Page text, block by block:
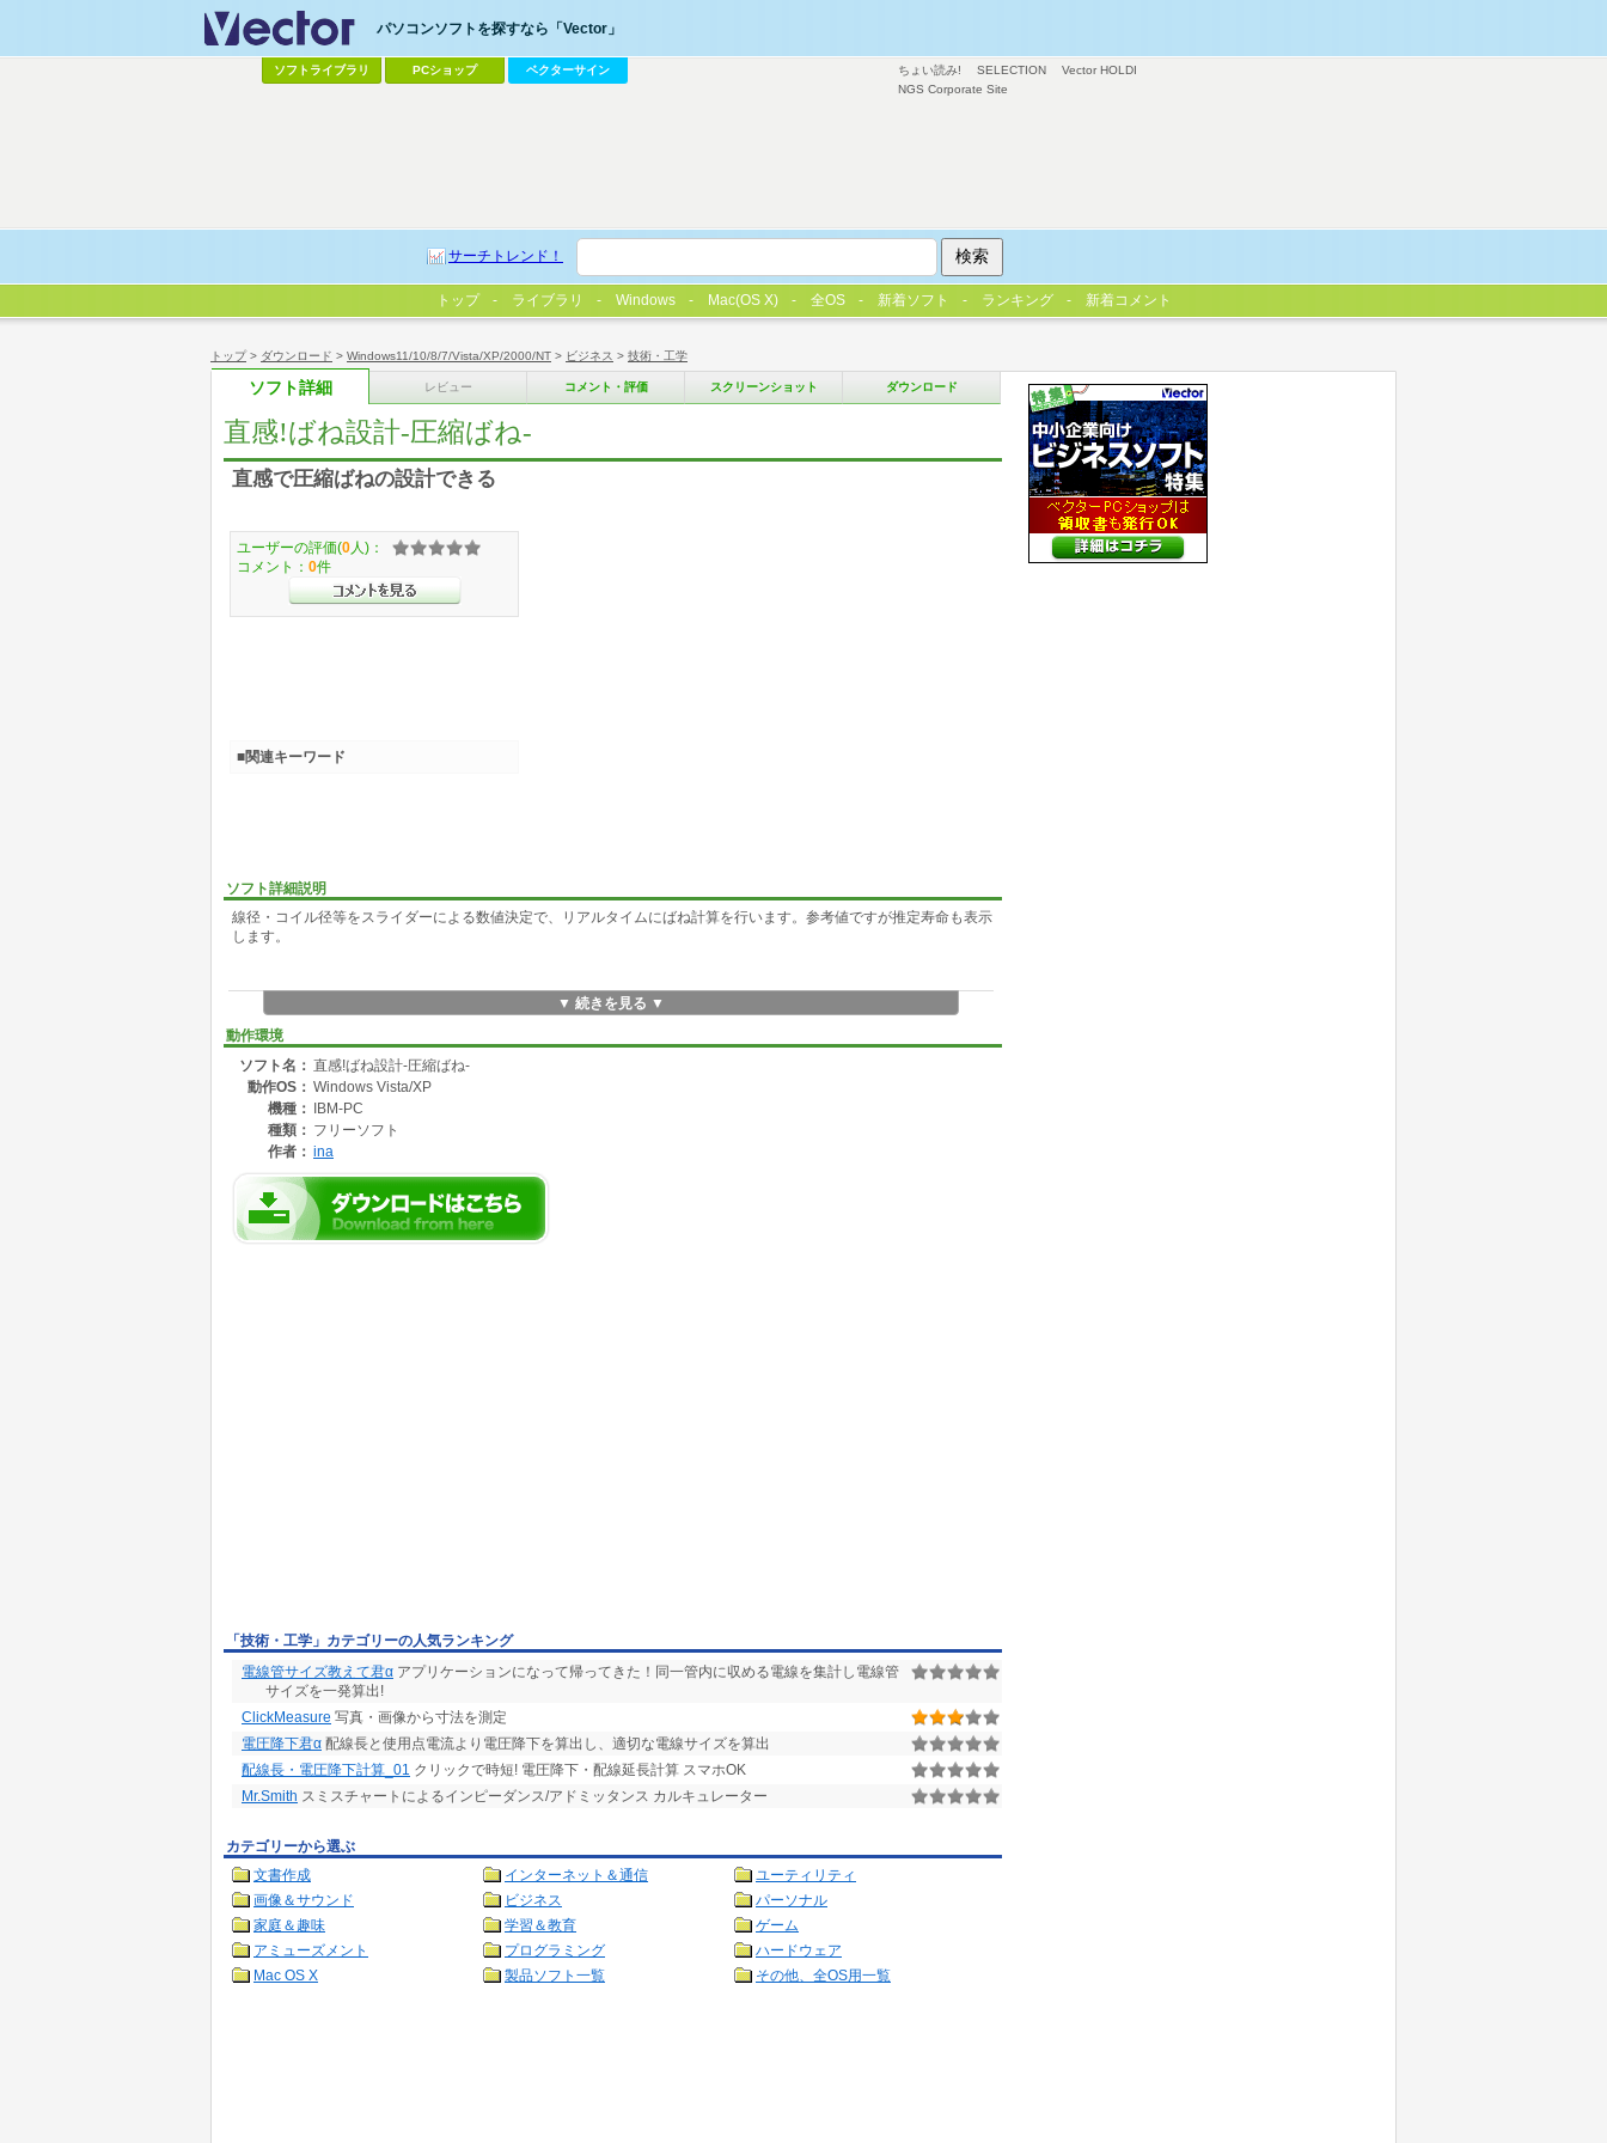
トップ> ダウンロード > Windows11/10/8/7/Vista/XP/2000/NT > ビジネス > 技術・工学
ソフト詳細 レビュー コメント・評価 スクリーンショット ダウンロード
直感!ばね設計-圧縮ばね-
直感で圧縮ばねの設計できる
ソフト詳細説明
線径・コイル径等をスライダーによる数値決定で、リアルタイムにばね計算を行います。参考値ですが推定寿命も表示
します。
▼ 続きを見る ▼
動作環境
ソフト名： 直感!ばね設計-圧縮ばね-
動作OS： Windows Vista/XP
機種：
IBM-PC
種類： フリーソフト
作者： ina
ユーザーの評価(0 人)：
コメント： 0件
■関連キーワード
「技術・工学」カテゴリーの人気ランキング
電線管サイズ教えて君α アプリケーションになって帰ってきた！同一管内に収める電線を集計し電線管
サイズを一発算出!
ClickMeasure 写真・画像から寸法を測定
電圧降下君α 配線長と使用点電流より電圧降下を算出し、適切な電線サイズを算出
配線長・電圧降下計算_01 クリックで時短! 電圧降下・配線延長計算 スマホOK
Mr.Smith スミスチャートによるインピーダンス/アドミッタンス カルキュレーター
カテゴリーから選ぶ
文書作成
インターネット＆通信
ユーティリティ
画像＆サウンド
ビジネス
パーソナル
家庭＆趣味
学習＆教育
ゲーム
アミューズメント
プログラミング
ハードウェア
Mac OS X
製品ソフト一覧 その他、全OS用一覧
ちょい読み! SELECTION
Vector HOLDI
NGS Corporate Site
パソコンソフトを探すなら「Vector」
ソフトライブラリ PCショップ ベクターサイン
サーチトレンド！
トップ ライブラリ Windows Mac(OS X) 全OS 新着ソフト ランキング 新着コメント